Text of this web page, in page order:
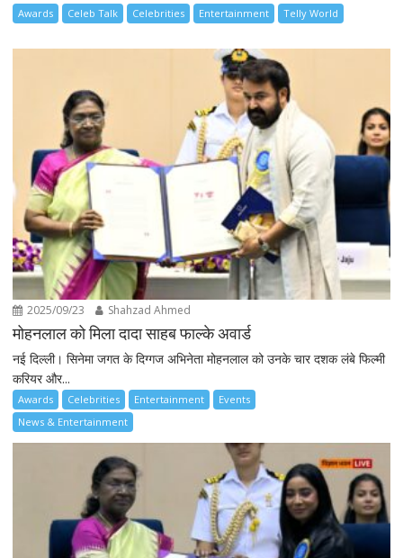
Awards Celeb Talk Celebrities Entertainment Telly World
2025/09/23 Shahzad Ahmed
मोहनलाल को मिला दादा साहब फाल्के अवार्ड
नई दिल्ली। सिनेमा जगत के दिग्गज अभिनेता मोहनलाल को उनके चार दशक लंबे फिल्मी
करियर और...
Awards Celebrities Entertainment
Events
News & Entertainment